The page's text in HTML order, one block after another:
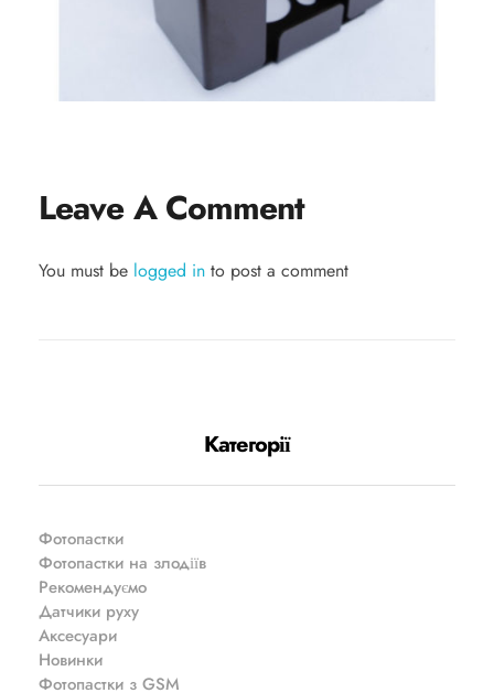
Leave A Comment
You must be logged in to post a comment
Категорії
Фотопастки
Фотопастки на злодіїв
Рекомендуємо
Датчики руху
Аксесуари
Новинки
Фотопастки з GSM